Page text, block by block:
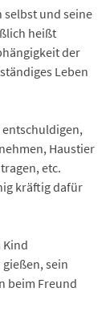
selbst und seine
heißt
der
Leben
entschuldigen,
Haustier
etc.
kräftig dafür
Kind
sein
beim Freund